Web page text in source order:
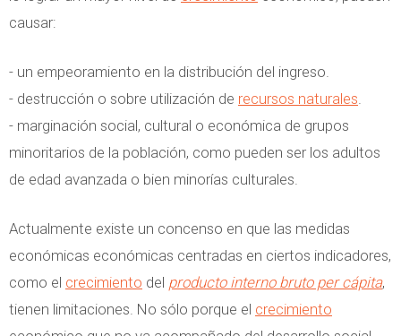
causar:
- un empeoramiento en la distribución del ingreso.
- destrucción o sobre utilización de recursos naturales.
- marginación social, cultural o económica de grupos
minoritarios de la población, como pueden ser los adultos
de edad avanzada o bien minorías culturales.
Actualmente existe un concenso en que las medidas
económicas económicas centradas en ciertos indicadores,
como el crecimiento del producto interno bruto per cápita,
tienen limitaciones. No sólo porque el crecimiento